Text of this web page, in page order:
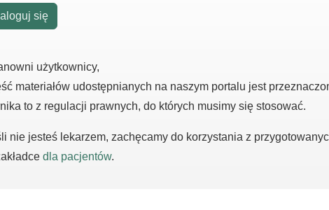
się
użytkownicy,
materiałów udostępnianych na naszym portalu jest
to z regulacji prawnych, do których musimy się stosować.
nie jesteś lekarzem, zachęcamy do korzystania z
dla pacjentów.